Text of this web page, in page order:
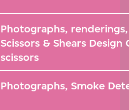
Photographs,
Scissors & Shears
scissors
Photographs, Smoke